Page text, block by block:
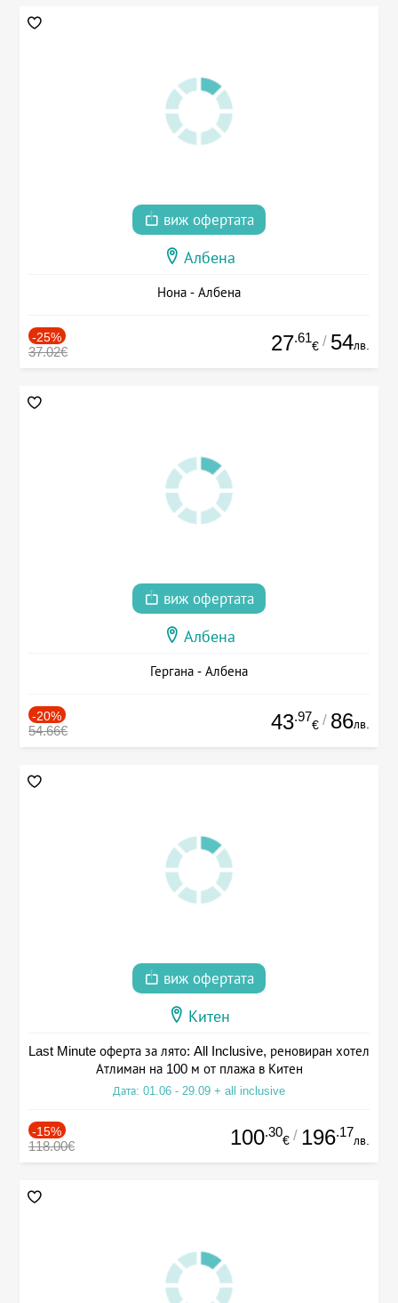
виж офертата
Албена
Нона - Албена
-25%
37.02€ 27.61
€ / 54лв.
виж офертата
Албена
Гергана - Албена
-20%
54.66€ 43.97
€ / 86лв.
виж офертата
Китен
Last Minute оферта за лято: All Inclusive, реновиран хотел
Атлиман на 100 м от плажа в Китен
Дата: 01.06 - 29.09 + all inclusive
-15%
118.00€ 100.30
€ / 196.17
лв.